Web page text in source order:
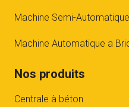
Machine Semi-
Machine Automatique a
Nos produits
Centrale à béton